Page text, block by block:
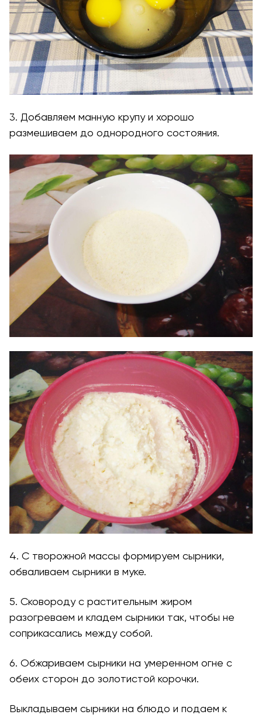
3. Добавляем манную крупу и хорошо
размешиваем до однородного состояния.
4. С творожной массы формируем сырники,
обваливаем сырники в муке.
5. Сковороду с растительным жиром
разогреваем и кладем сырники так, чтобы не
соприкасались между собой.
6. Обжариваем сырники на умеренном огне с
обеих сторон до золотистой корочки.
Выкладываем сырники на блюдо и подаем к